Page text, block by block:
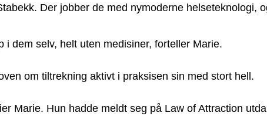
Der jobber de med nymoderne helseteknologi,
dem selv, helt uten medisiner, forteller Marie.
om tiltrekning aktivt i praksisen sin med stort hell.
Marie. Hun hadde meldt seg på Law of Attraction